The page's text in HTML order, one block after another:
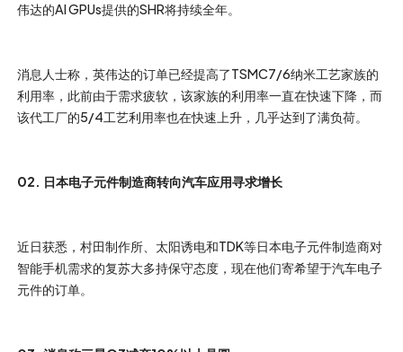
伟达的AI GPUs提供的SHR将持续全年。
消息人士称，英伟达的订单已经提高了TSMC7/6纳米工艺家族的
利用率，此前由于需求疲软，该家族的利用率一直在快速下降，而
该代工厂的5/4工艺利用率也在快速上升，几乎达到了满负荷。
02. 日本电子元件制造商转向汽车应用寻求增长
近日获悉，村田制作所、太阳诱电和TDK等日本电子元件制造商对
智能手机需求的复苏大多持保守态度，现在他们寄希望于汽车电子
元件的订单。